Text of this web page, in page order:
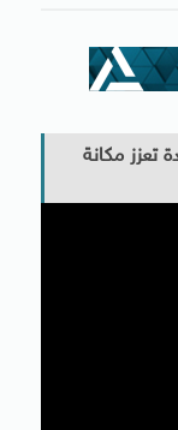
تعزز مكانة